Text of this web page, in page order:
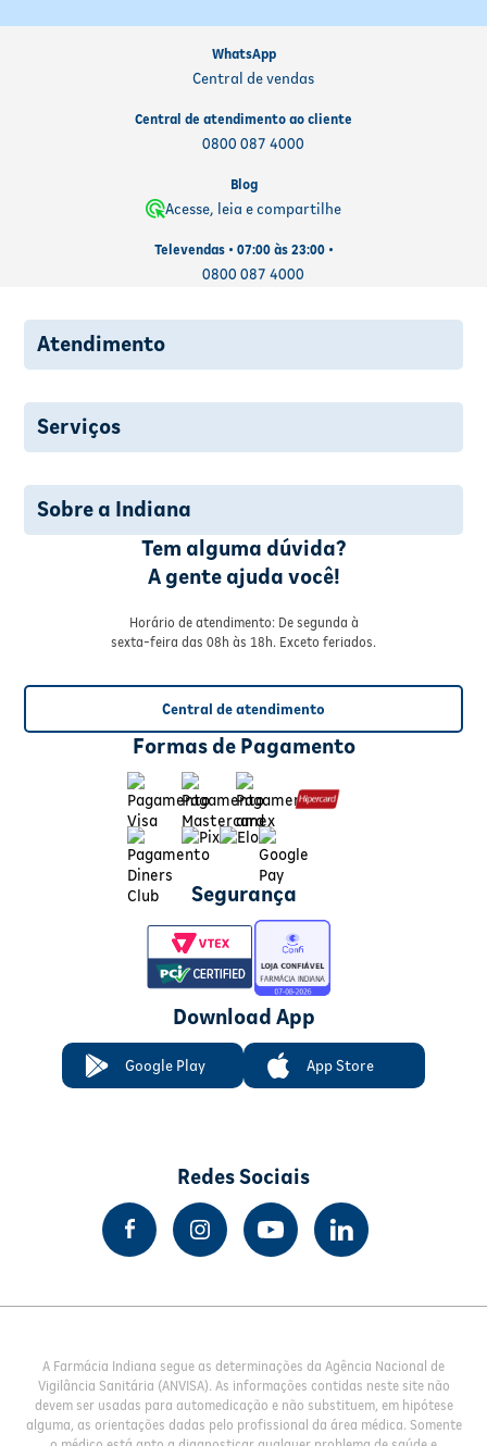
WhatsApp
Central de vendas
Central de atendimento ao cliente
0800 087 4000
Blog
Acesse, leia e compartilhe
Televendas • 07:00 às 23:00 •
0800 087 4000
Atendimento
Serviços
Sobre a Indiana
Tem alguma dúvida?
A gente ajuda você!
Horário de atendimento: De segunda à
sexta-feira das 08h às 18h. Exceto feriados.
Central de atendimento
Formas de Pagamento
Segurança
Download App
Google Play App Store
Redes Sociais
A Farmácia Indiana segue as determinações da Agência Nacional de
Vigilância Sanitária (ANVISA). As informações contidas neste site não
devem ser usadas para automedicação e não substituem, em hipótese
alguma, as orientações dadas pelo profissional da área médica. Somente